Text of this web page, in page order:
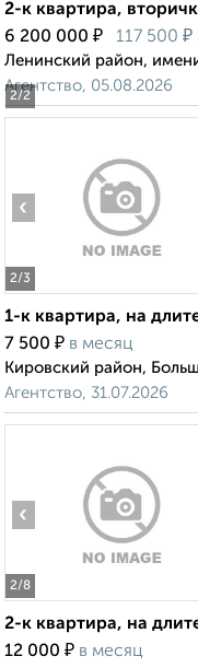
2/2
2-к квартира,
6 200 000 ₽ 117 500 ₽
Ленинский район,
Агентство, 05.08.2026
2/3
‹
1-к квартира, на
7 500 ₽ в месяц
Кировский район,
Агентство, 31.07.2026
2/8
‹
2-к квартира, на
12 000 ₽ в месяц